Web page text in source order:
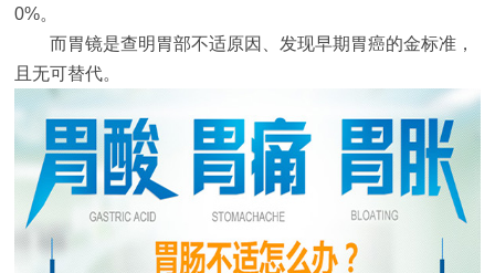
0%。
而胃镜是查明胃部不适原因、发现早期胃癌的金标准，
且无可替代。